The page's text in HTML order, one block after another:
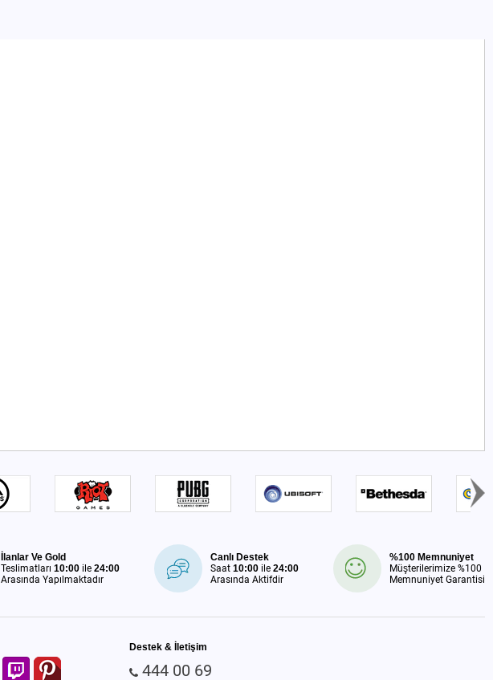
İlanlar Ve Gold
Teslimatları10:00 ile24:00
Arasında Yapılmaktadır
Canlı Destek
Saat10:00 ile24:00
Arasında Aktifdir
%100 Memnuniyet
Müşterilerimize %100
Memnuniyet Garantisi
Destek & İletişim
444 00 69